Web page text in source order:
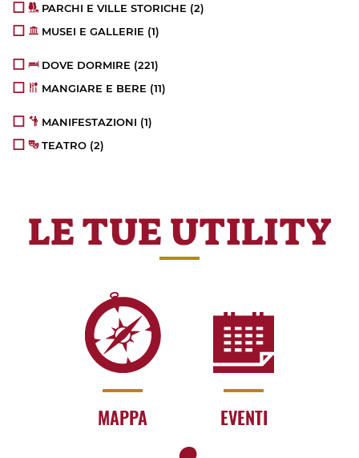
PARCHI E VILLE STORICHE (2)
MUSEI E GALLERIE (1)
DOVE DORMIRE (221)
MANGIARE E BERE (11)
MANIFESTAZIONI (1)
TEATRO (2)
LE TUE UTILITY
MAPPA EVENTI